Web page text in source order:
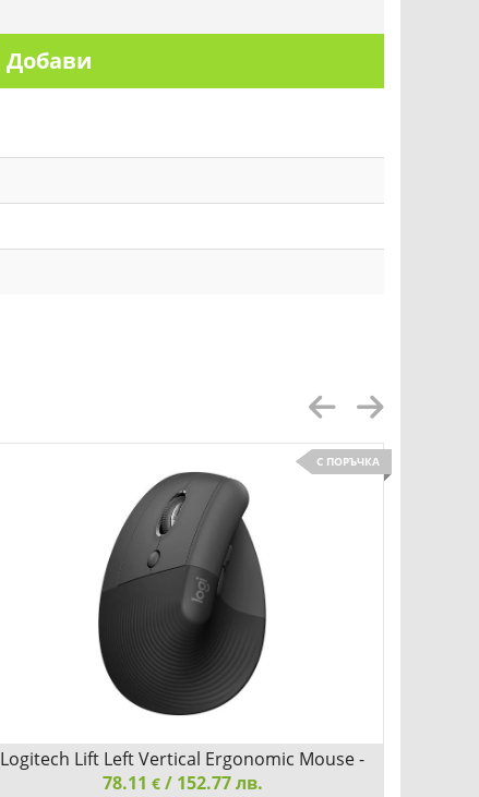
Добави
С ПОРЪЧКА
Logitech Lift Left Vertical Ergonomic Mouse -
GRAPHITE / BLACK - EMEA
78.11 €/ 152.77 лв.